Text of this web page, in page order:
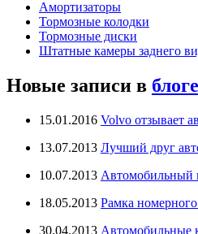
Амортизаторы
Тормозные колодки
Тормозные диски
Штатные камеры заднего
Новые записи в блоге
15.01.2016 Volvo отзывает
13.07.2013 Лучший друг
10.07.2013 Автомобильный
18.05.2013 Рамка номерного
30.04.2013 Автомобильные